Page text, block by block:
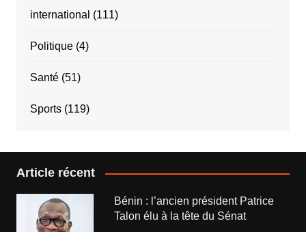
international (111)
Politique(4)
Santé(51)
Sports(119)
Article récent
Bénin : l’ancien président Patrice
Talon élu à la tête du Sénat